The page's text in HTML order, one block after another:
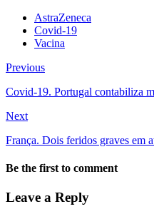
AstraZeneca
Covid-19
Vacina
Previous
Covid-19. Portugal contabiliza
Next
França. Dois feridos graves em
Be the first to comment
Leave a Reply